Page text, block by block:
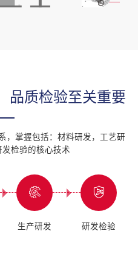
品质检验至关重要
，掌握包括：材料研发，工艺研
检验的核心技术
生产研发 研发检验